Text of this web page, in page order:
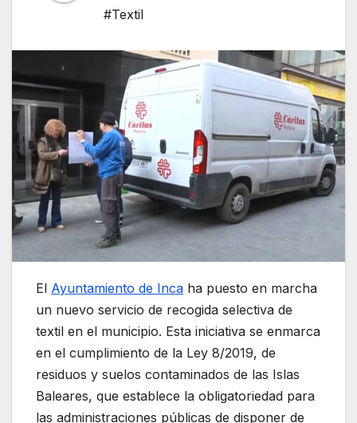
#Textil
El Ayuntamiento de Inca ha puesto en marcha
un nuevo servicio de recogida selectiva de
textil en el municipio. Esta iniciativa se enmarca
en el cumplimiento de la Ley 8/2019, de
residuos y suelos contaminados de las Islas
Baleares, que establece la obligatoriedad para
las administraciones públicas de disponer de